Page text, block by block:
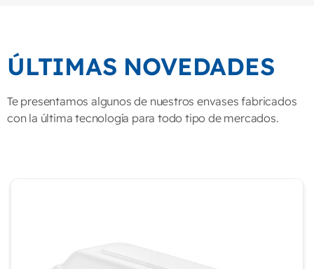
ÚLTIMAS NOVEDADES
Te presentamos algunos de nuestros envases fabricados
con la última tecnología para todo tipo de mercados.